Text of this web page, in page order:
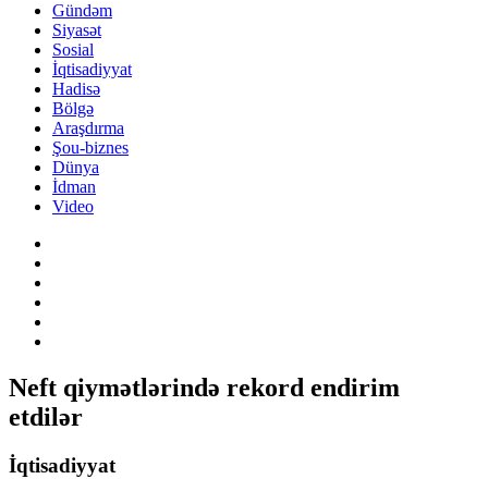
Gündəm
Siyasət
Sosial
İqtisadiyyat
Hadisə
Bölgə
Araşdırma
Şou-biznes
Dünya
İdman
Video
Neft qiymətlərində rekord endirim
etdilər
İqtisadiyyat